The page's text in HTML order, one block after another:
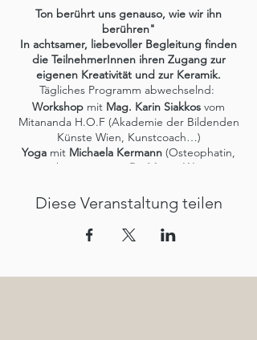
Ton berührt uns genauso, wie wir ihn
berühren"
In achtsamer, liebevoller Begleitung finden
die TeilnehmerInnen ihren Zugang zur
eigenen Kreativität und zur Keramik.
Tägliches Programm abwechselnd:
Workshop mit Mag. Karin Siakkos vom
Mitananda H.O.F (Akademie der Bildenden
Künste Wien, Kunstcoach…)
Yoga mit Michaela Kermann (Osteophatin,
Yogatherapie…) + Dr. Margit Weingast
Freitag: Yoga, gemeinsames Frühstück,
Abreise.
begrenzte Teilnehmerzahl: 10 Personen |
50,-- je nach Materialaufwand
Diese Veranstaltung teilen